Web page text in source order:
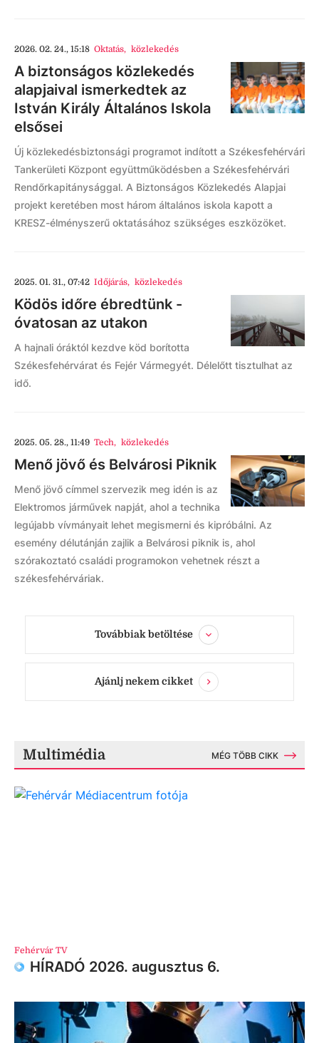
2026. 02. 24., 15:18 Oktatás, közlekedés
A biztonságos közlekedés
alapjaival ismerkedtek az
István Király Általános Iskola
elsősei
Új közlekedésbiztonsági programot indított a Székesfehérvári
Tankerületi Központ együttműködésben a Székesfehérvári
Rendőrkapitánysággal. A Biztonságos Közlekedés Alapjai
projekt keretében most három általános iskola kapott a
KRESZ-élményszerű oktatásához szükséges eszközöket.
2025. 01. 31., 07:42 Időjárás, közlekedés
Ködös időre ébredtünk -
óvatosan az utakon
A hajnali óráktól kezdve köd borította
Székesfehérvárat és Fejér Vármegyét. Délelőtt tisztulhat az
idő.
2025. 05. 28., 11:49 Tech, közlekedés
Menő jövő és Belvárosi Piknik
Menő jövő címmel szervezik meg idén is az
Elektromos járművek napját, ahol a technika
legújabb vívmányait lehet megismerni és kipróbálni. Az
esemény délutánján zajlik a Belvárosi piknik is, ahol
szórakoztató családi programokon vehetnek részt a
székesfehérváriak.
Továbbiak betöltése
Ajánlj nekem cikket
Multimédia MÉG TÖBB CIKK
Fehérvár TV
HÍRADÓ 2026. augusztus 6.